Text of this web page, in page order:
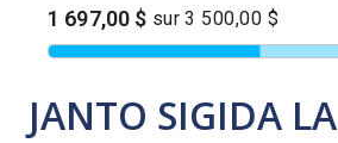
JANTO SIGIDA LA